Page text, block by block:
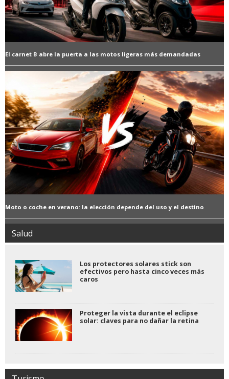
El carnet B abre la puerta a las motos ligeras más demandadas
Moto o coche en verano: la elección depende del uso y el destino
Salud
Los protectores solares stick son
efectivos pero hasta cinco veces más
caros
Proteger la vista durante el eclipse
solar: claves para no dañar la retina